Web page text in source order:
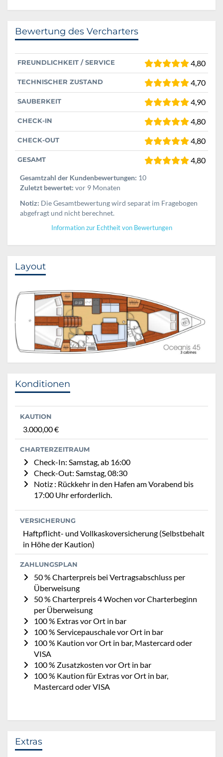
Bewertung des Vercharters
FREUNDLICHKEIT / SERVICE 4,80
TECHNISCHER ZUSTAND 4,70
SAUBERKEIT 4,90
CHECK-IN 4,80
CHECK-OUT 4,80
GESAMT 4,80
Gesamtzahl der Kundenbewertungen: 10
Zuletzt bewertet: vor 9 Monaten
Notiz: Die Gesamtbewertung wird separat im Fragebogen
abgefragt und nicht berechnet.
Information zur Echtheit von Bewertungen
Layout
Konditionen
KAUTION
3.000,00 €
CHARTERZEITRAUM
Check-In: Samstag, ab 16:00
Check-Out: Samstag, 08:30
Notiz : Rückkehr in den Hafen am Vorabend bis
17:00 Uhr erforderlich.
VERSICHERUNG
Haftpflicht- und Vollkaskoversicherung (Selbstbehalt
in Höhe der Kaution)
ZAHLUNGSPLAN
50 % Charterpreis bei Vertragsabschluss per
Überweisung
50 % Charterpreis 4 Wochen vor Charterbeginn
per Überweisung
100 % Extras vor Ort in bar
100 % Servicepauschale vor Ort in bar
100 % Kaution vor Ort in bar, Mastercard oder
VISA
100 % Zusatzkosten vor Ort in bar
100 % Kaution für Extras vor Ort in bar,
Mastercard oder VISA
Extras